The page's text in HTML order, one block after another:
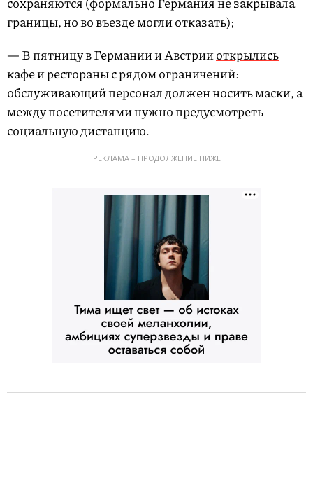
границы, но во въезде могли отказать);
— В пятницу в Германии и Австрииоткрылись
кафе и рестораны с рядом ограничений:
обслуживающий персонал должен носить маски, а
между посетителями нужно предусмотреть
социальную дистанцию.
РЕКЛАМА – ПРОДОЛЖЕНИЕ НИЖЕ